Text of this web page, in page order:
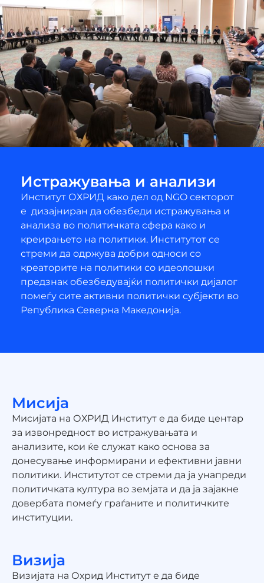
Истражувања и анализи
Институт ОХРИД како дел од NGO секторот
е дизајниран да обезбеди истражувања и
анализа во политичката сфера како и
креирањето на политики. Институтот се
стреми да одржува добри односи со
креаторите на политики со идеолошки
предзнак обезбедувајќи политички дијалог
помеѓу сите активни политички субјекти во
Република Северна Македонија.
Мисија
Мисијата на ОХРИД Институт е да биде центар
за извонредност во истражувањата и
анализите, кои ќе служат како основа за
донесување информирани и ефективни јавни
политики. Институтот се стреми да ја унапреди
политичката култура во земјата и да ја зајакне
довербата помеѓу граѓаните и политичките
институции.
Визија
Визијата на Охрид Институт е да биде